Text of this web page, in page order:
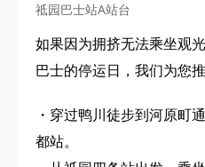
祗园巴士站A站台
如果因为拥挤无法乘坐观
巴士的停运日，我们为您推
・穿过鸭川徒步到河原町
都站。